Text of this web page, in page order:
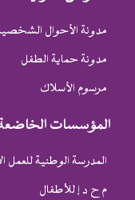
مدونة الأحوال
مدونة حماية الطفل
مرسوم الأسلاك
المؤسسات
المدرسة الوطنية للعمل
م ح د إ للأطفال